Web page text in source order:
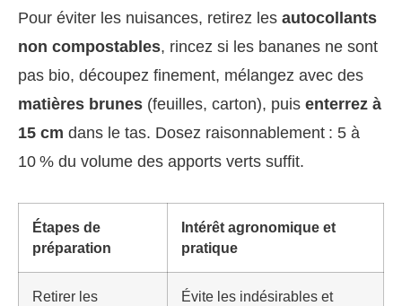
Pour éviter les nuisances, retirez les autocollants
non compostables, rincez si les bananes ne sont
pas bio, découpez finement, mélangez avec des
matières brunes (feuilles, carton), puis enterrez à
15 cm dans le tas. Dosez raisonnablement : 5 à
10 % du volume des apports verts suffit.
Étapes de
préparation
Intérêt agronomique et
pratique
Retirer les
Évite les indésirables et